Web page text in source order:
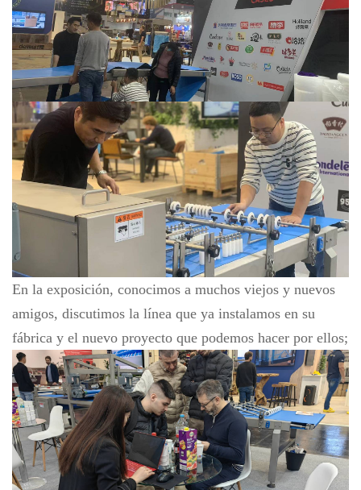
En la exposición, conocimos a muchos viejos y nuevos
amigos, discutimos la línea que ya instalamos en su
fábrica y el nuevo proyecto que podemos hacer por ellos;